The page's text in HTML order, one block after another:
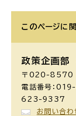
このページに
政策企画部
〒020-8570
電話番号：
623-9337
お問い合わ